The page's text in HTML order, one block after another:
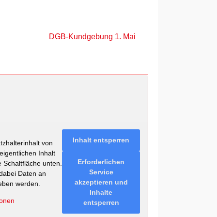
DGB-Kundgebung 1. Mai
von
Inhalt
unten.
Daten an
werden.
Inhalt entsperren
Erforderlichen
Service
akzeptieren und
Inhalte
entsperren